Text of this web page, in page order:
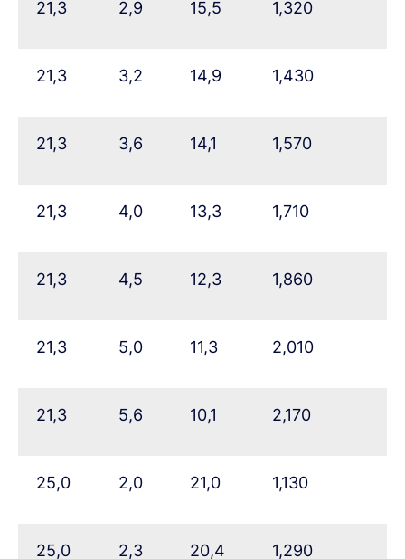
21,3 2,9 15,5 1,320
21,3 3,2 14,9 1,430
21,3 3,6 14,1 1,570
21,3 4,0 13,3 1,710
21,3 4,5 12,3 1,860
21,3 5,0 11,3 2,010
21,3 5,6 10,1 2,170
25,0 2,0 21,0 1,130
25,0 2,3 20,4 1,290